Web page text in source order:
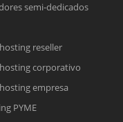
con el enlace a
a la brevedad.
Complete el formulario
sus datos personales.
semi-dedicados
reseller
corporativo
empresa
PYME